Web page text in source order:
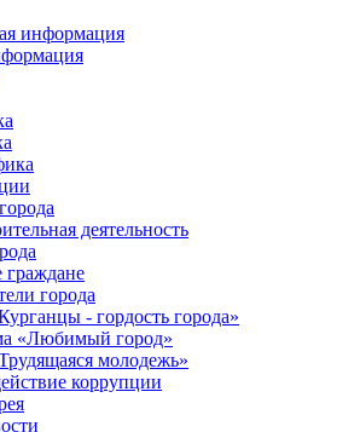
информация
деятельность
города
- гордость города»
«Любимый город»
молодежь»
коррупции